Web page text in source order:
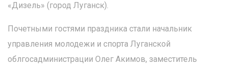
«Дизель» (город Луганск).
Почетными гостями праздника стали начальник
управления молодежи и спорта Луганской
облгосадминистрации Олег Акимов, заместитель